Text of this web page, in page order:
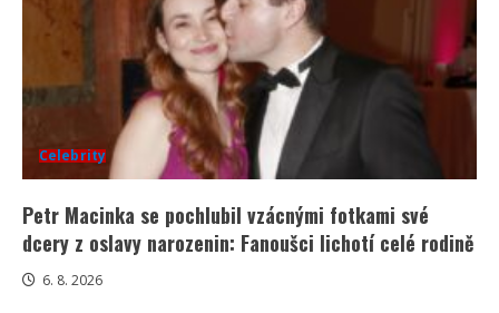
Celebrity
Petr Macinka se pochlubil vzácnými fotkami své
dcery z oslavy narozenin: Fanoušci lichotí celé rodině
6. 8. 2026